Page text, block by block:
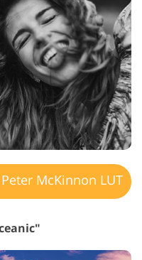
Peter McKinnon LUT